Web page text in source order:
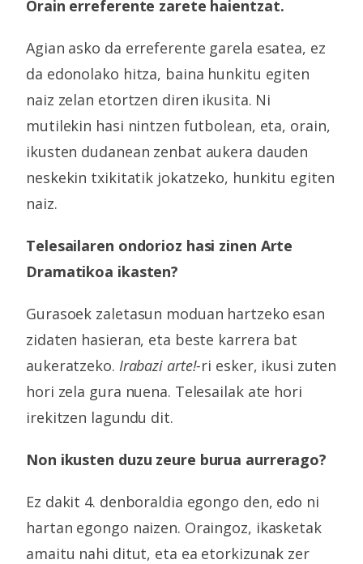
Orain erreferente zarete haientzat.
Agian asko da erreferente garela esatea, ez
da edonolako hitza, baina hunkitu egiten
naiz zelan etortzen diren ikusita. Ni
mutilekin hasi nintzen futbolean, eta, orain,
ikusten dudanean zenbat aukera dauden
neskekin txikitatik jokatzeko, hunkitu egiten
naiz.
Telesailaren ondorioz hasi zinen Arte
Dramatikoa ikasten?
Gurasoek zaletasun moduan hartzeko esan
zidaten hasieran, eta beste karrera bat
aukeratzeko. Irabazi arte!-ri esker, ikusi zuten
hori zela gura nuena. Telesailak ate hori
irekitzen lagundu dit.
Non ikusten duzu zeure burua aurrerago?
Ez dakit 4. denboraldia egongo den, edo ni
hartan egongo naizen. Oraingoz, ikasketak
amaitu nahi ditut, eta ea etorkizunak zer